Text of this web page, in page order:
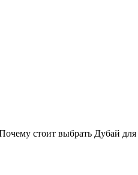
стоит выбрать Дубай